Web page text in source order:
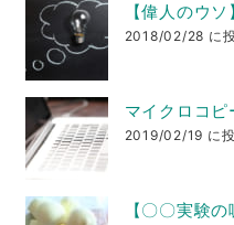
【偉人のウ
2018/02/28 に
マイクロコピ
2019/02/19 に
【〇〇実験